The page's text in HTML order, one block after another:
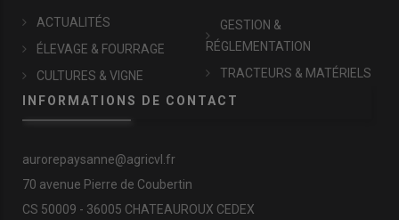
ACTUALITÉS
ÉLEVAGE & FOURRAGE
CULTURES & VIGNE
GESTION &
RÉGLEMENTATION
TRACTEURS & MATÉRIELS
INFORMATIONS DE CONTACT
aurorepaysanne@agricvl.fr
70 avenue Pierre de Coubertin
CS 50009 - 36005 CHATEAUROUX CEDEX